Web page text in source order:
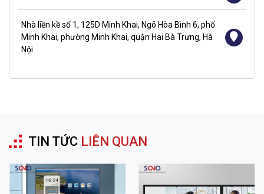
Nhà liền kề số 1, 125D Minh Khai, Ngõ Hòa Bình 6, phố
Minh Khai, phường Minh Khai, quận Hai Bà Trưng, Hà
Nội
TIN TỨC LIÊN QUAN